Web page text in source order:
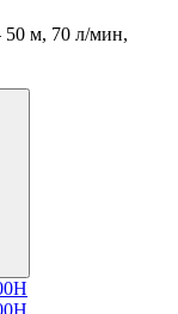
50 м, 70 л/мин,